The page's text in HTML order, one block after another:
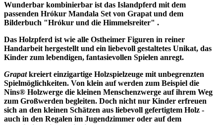
Wunderbar kombinierbar ist das Islandpferd mit dem
passenden Hrókur Mandala Set von Grapat und dem
Bilderbuch "Hrókur und die Himmelsreiter" .
Das Holzpferd ist wie alle Ostheimer Figuren in reiner
Handarbeit hergestellt und ein liebevoll gestaltetes Unikat, das
Kinder zum lebendigen, fantasievollen Spielen anregt.
Grapatkreiert einzigartige Holzspielzeuge mit unbegrenzten
Spielmöglichkeiten. Von klein auf werden zum Beispiel die
Nins® Holzwerge die kleinen Menschenzwerge auf ihrem Weg
zum Großwerden begleiten. Doch nicht nur Kinder erfreuen
sich an den kleinen Schätzen aus liebevoll gefertigtem Holz -
auch in den Regalen im Jugendzimmer oder auf dem